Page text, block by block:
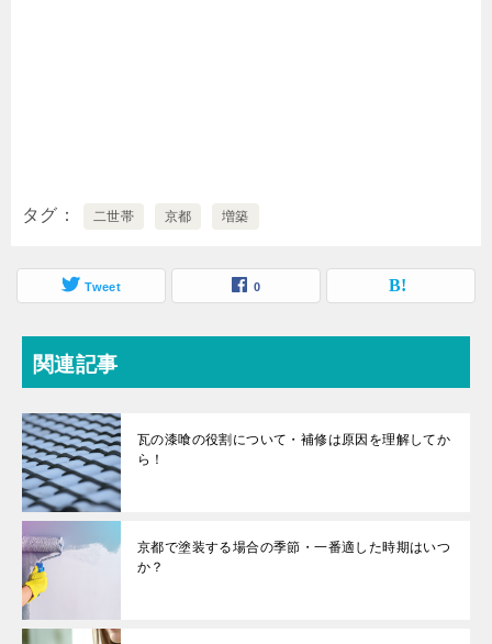
タグ 二世帯 京都 増築
Tweet 0
関連記事
瓦の漆喰の役割について・補修は原因を理解してか
ら！
京都で塗装する場合の季節・一番適した時期はいつ
か？